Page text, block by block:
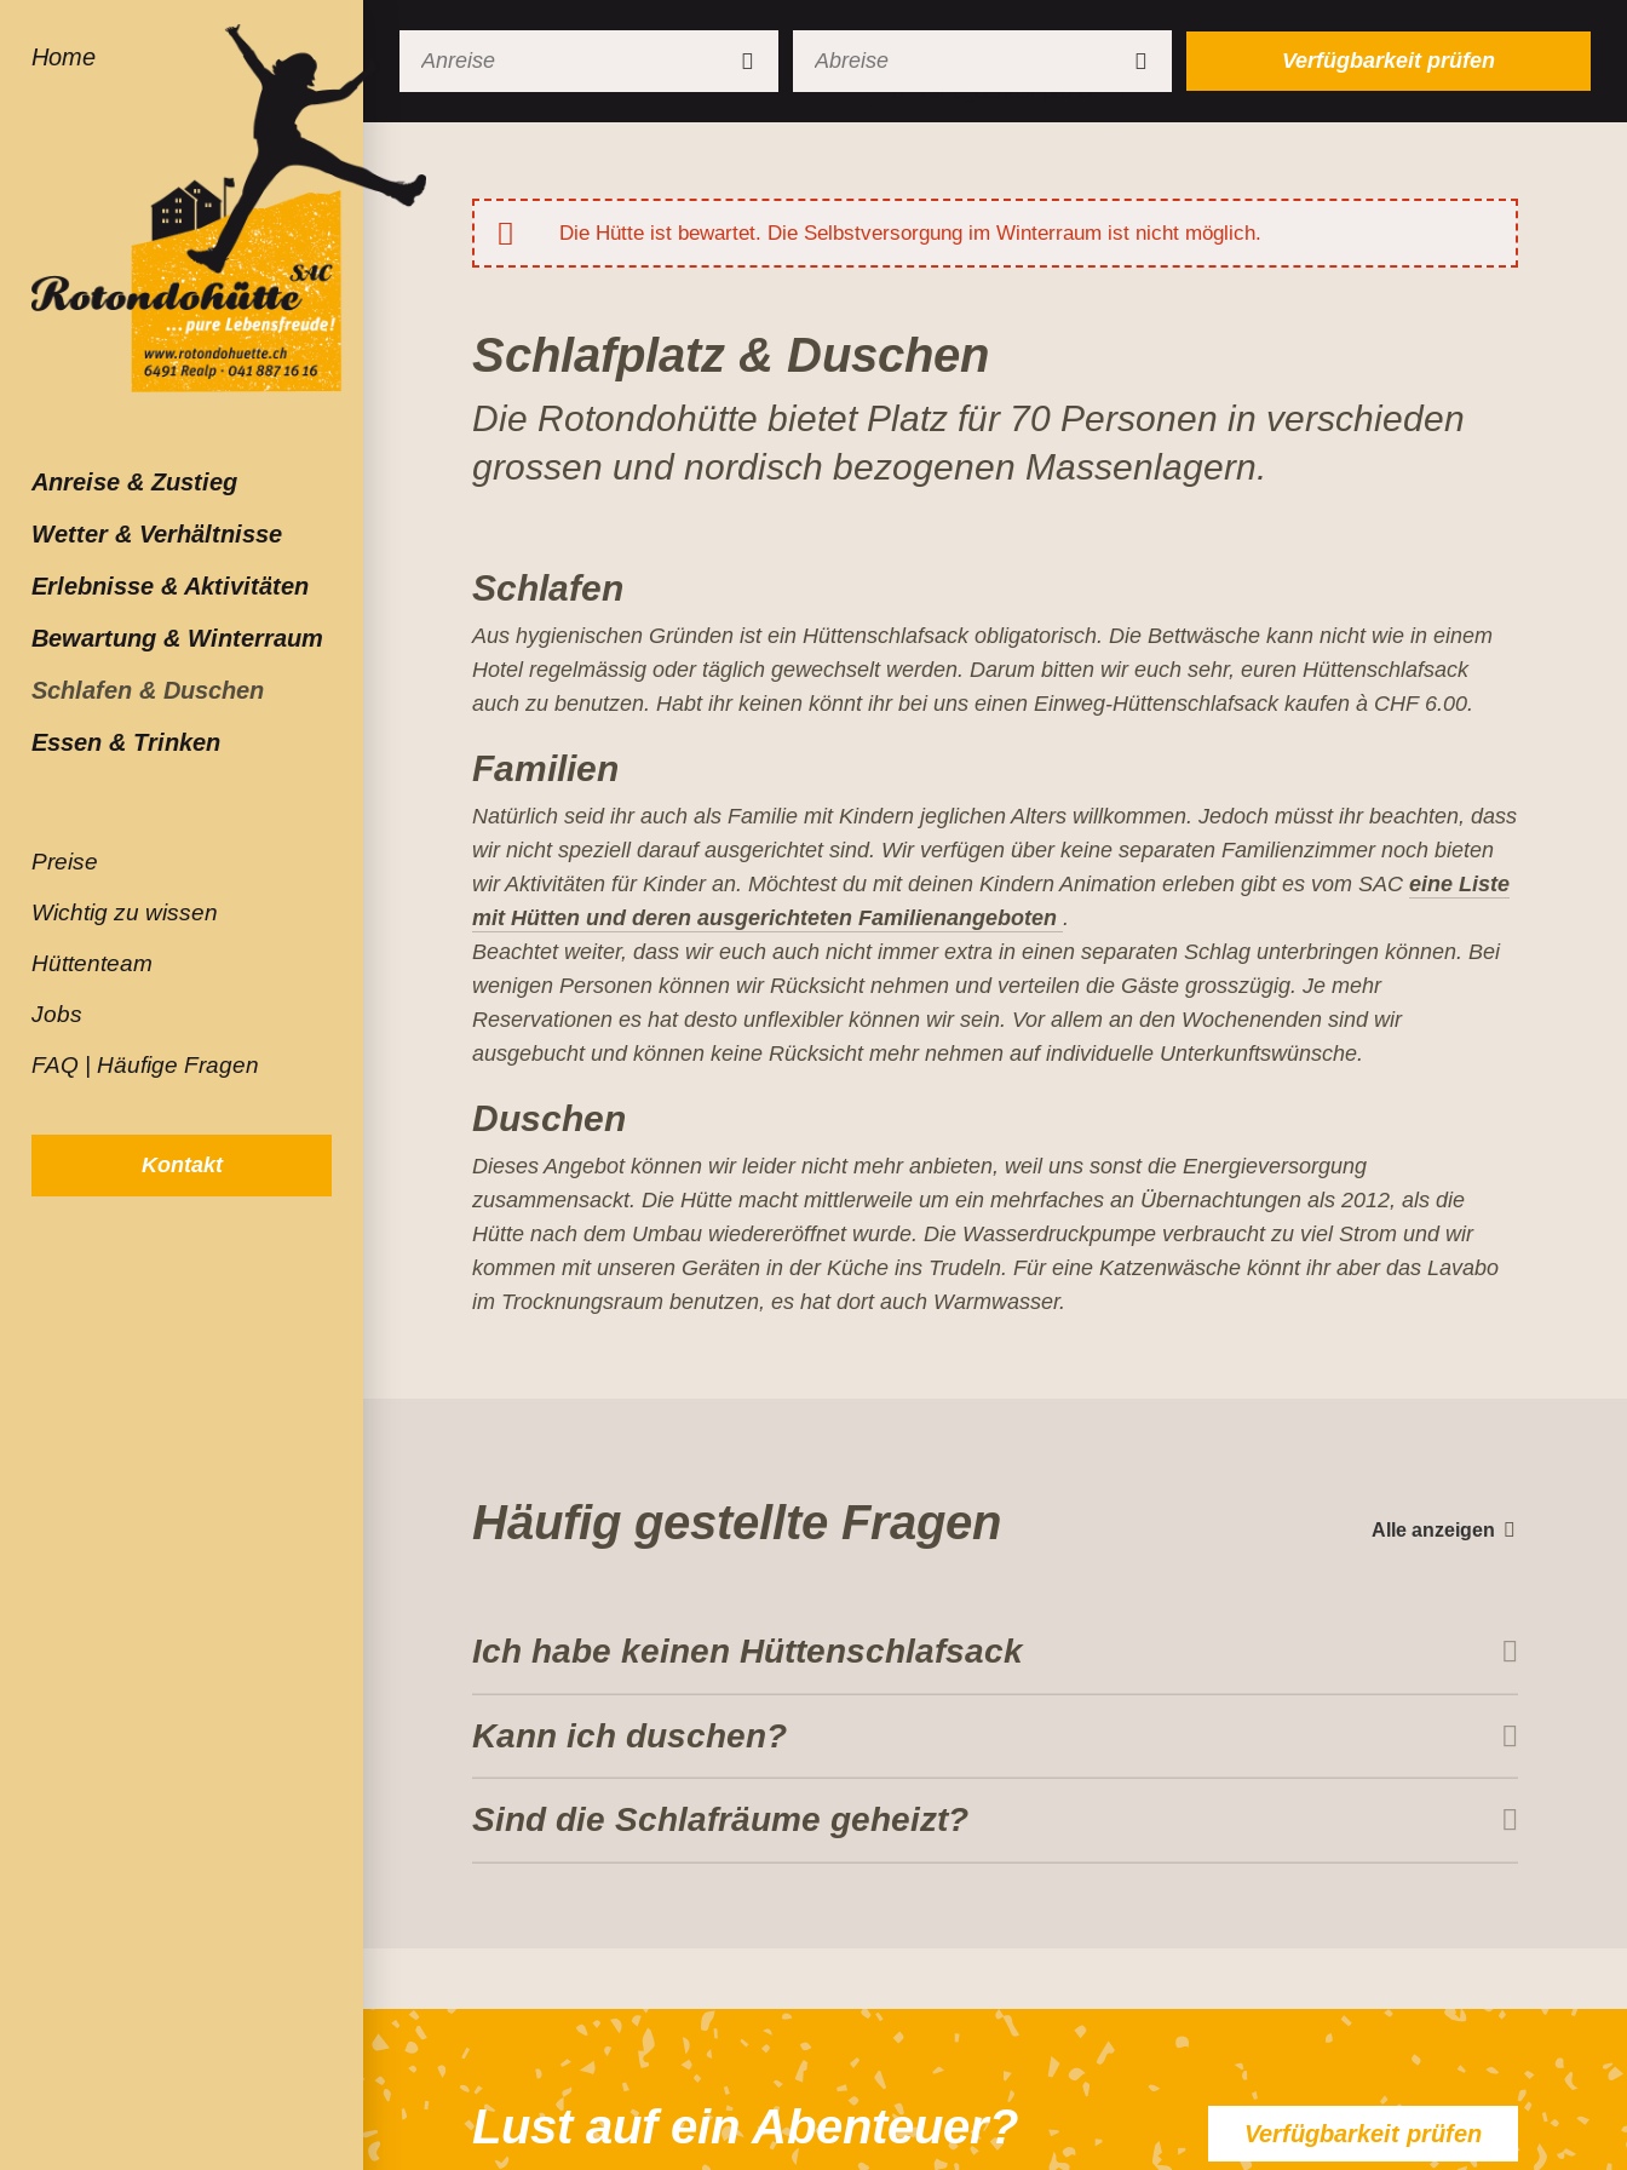
Anreise & Zustieg
Wetter & Verhältnisse
Erlebnisse & Aktivitäten
Bewartung & Winterraum
Schlafen & Duschen
Essen & Trinken
Preise
Wichtig zu wissen
Hüttenteam
Jobs
FAQ | Häufige Fragen
Kontakt
Verfügbarkeit prüfen
Die Hütte ist bewartet. Die Selbstversorgung im Winterraum ist nicht möglich.
Schlafplatz & Duschen
Die Rotondohütte bietet Platz für 70 Personen in verschieden
grossen und nordisch bezogenen Massenlagern.
Schlafen
Aus hygienischen Gründen ist ein Hüttenschlafsack obligatorisch. Die Bettwäsche kann nicht wie in einem
Hotel regelmässig oder täglich gewechselt werden. Darum bitten wir euch sehr, euren Hüttenschlafsack
auch zu benutzen. Habt ihr keinen könnt ihr bei uns einen Einweg-Hüttenschlafsack kaufen à CHF 6.00.
Familien
Natürlich seid ihr auch als Familie mit Kindern jeglichen Alters willkommen. Jedoch müsst ihr beachten, dass
wir nicht speziell darauf ausgerichtet sind. Wir verfügen über keine separaten Familienzimmer noch bieten
wir Aktivitäten für Kinder an. Möchtest du mit deinen Kindern Animation erleben gibt es vom SAC eine Liste
mit Hütten und deren ausgerichteten Familienangeboten .
Beachtet weiter, dass wir euch auch nicht immer extra in einen separaten Schlag unterbringen können. Bei
wenigen Personen können wir Rücksicht nehmen und verteilen die Gäste grosszügig. Je mehr
Reservationen es hat desto unflexibler können wir sein. Vor allem an den Wochenenden sind wir
ausgebucht und können keine Rücksicht mehr nehmen auf individuelle Unterkunftswünsche.
Duschen
Dieses Angebot können wir leider nicht mehr anbieten, weil uns sonst die Energieversorgung
zusammensackt. Die Hütte macht mittlerweile um ein mehrfaches an Übernachtungen als 2012, als die
Hütte nach dem Umbau wiedereröffnet wurde. Die Wasserdruckpumpe verbraucht zu viel Strom und wir
kommen mit unseren Geräten in der Küche ins Trudeln. Für eine Katzenwäsche könnt ihr aber das Lavabo
im Trocknungsraum benutzen, es hat dort auch Warmwasser.
Häufig gestellte Fragen
Ich habe keinen Hüttenschlafsack
Kann ich duschen?
Sind die Schlafräume geheizt?
Alle anzeigen
Lust auf ein Abenteuer? Verfügbarkeit prüfen